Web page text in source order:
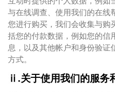
与在线调查、使用我们的在线
您进行购买，我们会收集与购
括您的付款数据，例如您的信
息，以及其他帐户和身份验证
方式。
ⅱ.关于使用我们的服务